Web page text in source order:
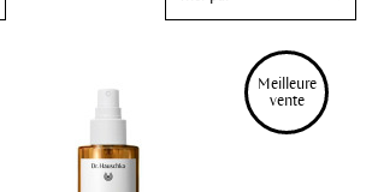
Meilleure
vente